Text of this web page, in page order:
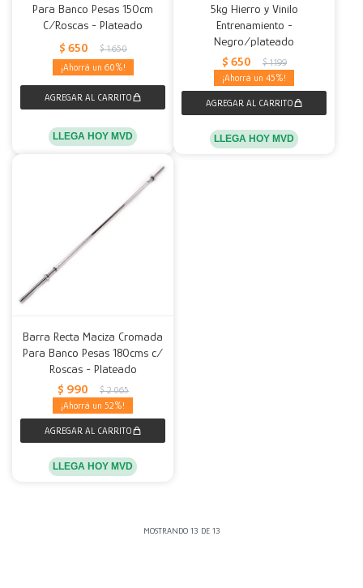
Para Banco Pesas 150cm
C/Roscas - Plateado
$ 650 $ 1.650
60
LLEGA HOY MVD
5kg Hierro y Vinilo
Entrenamiento -
Negro/plateado
$ 650 $ 1.199
45
LLEGA HOY MVD
Barra Recta Maciza Cromada
Para Banco Pesas 180cms c/
Roscas - Plateado
$ 990 $ 2.065
52
LLEGA HOY MVD
MOSTRANDO 13 DE 13